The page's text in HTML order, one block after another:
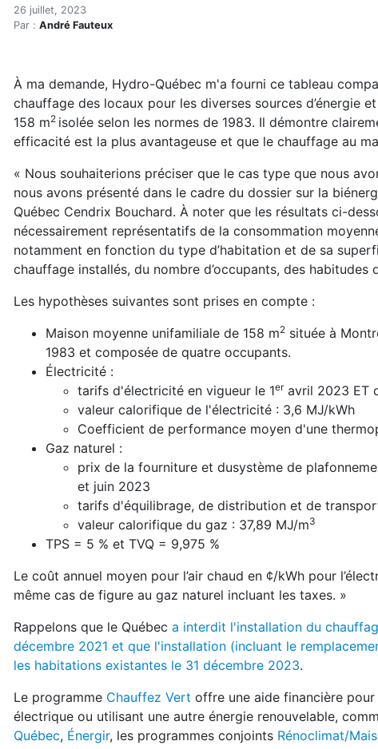
Accueil
Articles
Comparaison des coûts de chauffage
Comparaison des coûts de
26 juillet, 2023
Par : André Fauteux
À ma demande, Hydro-Québec m'a fourni ce tableau
chauffage des locaux pour les diverses sources d’énergie
158 m2 isolée selon les normes de 1983. Il démontre
efficacité est la plus avantageuse et que le chauffage au
« Nous souhaiterions préciser que le cas type que nous
nous avons présenté dans le cadre du dossier sur la
Québec Cendrix Bouchard. À noter que les résultats ci-
nécessairement représentatifs de la consommation
notamment en fonction du type d’habitation et de sa
chauffage installés, du nombre d’occupants, des
Les hypothèses suivantes sont prises en compte :
Maison moyenne unifamiliale de 158 m2 située à
1983 et composée de quatre occupants.
Électricité :
tarifs d'électricité en vigueur le 1eravril 2023 ET
valeur calorifique de l'électricité : 3,6 MJ/kWh
Coefficient de performance moyen d'une
Gaz naturel :
prix de la fourniture et dusystème de
et juin 2023
tarifs d'équilibrage, de distribution et de
valeur calorifique du gaz : 37,89 MJ/m3
TPS = 5 % et TVQ = 9,975 %
Le coût annuel moyen pour l’air chaud en ¢/kWh pour
même cas de figure au gaz naturel incluant les taxes. »
Rappelons que le Québec a interdit l'installation du
décembre 2021 et que l'installation (incluant le
les habitations existantes le 31 décembre 2023.
Le programme Chauffez Vert offre une aide financière
électrique ou utilisant une autre énergie renouvelable,
Québec, Énergir, les programmes conjoints Rénoclimat/